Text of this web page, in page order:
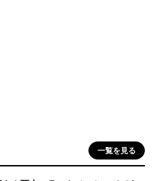
一覧を見る